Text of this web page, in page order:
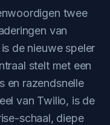
twee
van
de nieuwe speler
stelt met een
en razendsnelle
van Twilio, is de
schaal, diepe